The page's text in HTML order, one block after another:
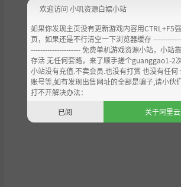
欢迎访问 小叽资源白嫖小站
如果你发现主页没有更新游戏内容用CTRL+F5
页，如果还是不行清空一下浏览器缓存
--------------------- 免费单机游戏资源小站，小站
存活 无任何套路，来了顺手搓个guanggao1-2
小站没有充值.不卖会员.也没有打赏 也没有任何
账号等,如有发现出售网址的全部是骗子,请小伙
打不开解决办法：
已阅
关于阿里